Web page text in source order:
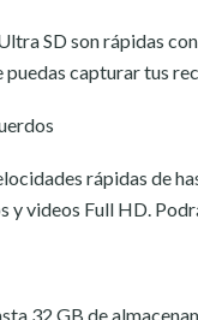
SD son rápidas
capturar tus
rápidas de
y videos Full HD.
32 GB de